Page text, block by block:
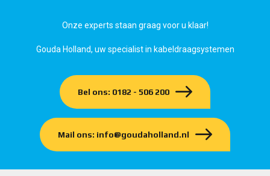
Onze experts staan graag voor u klaar!
Gouda Holland, uw specialist in kabeldraagsystemen
Bel ons: 0182 - 506 200
Mail ons: info@goudaholland.nl